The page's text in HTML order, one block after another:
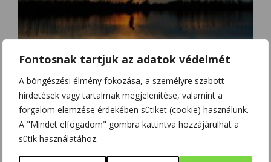
Fontosnak tartjuk az adatok védelmét
A böngészési élmény fokozása, a személyre szabott
hirdetések vagy tartalmak megjelenítése, valamint a
forgalom elemzése érdekében sütiket (cookie) használunk.
A "Mindet elfogadom" gombra kattintva hozzájárulhat a
sütik használatához.
BALATON-PROBLÉMA 2026-BAN